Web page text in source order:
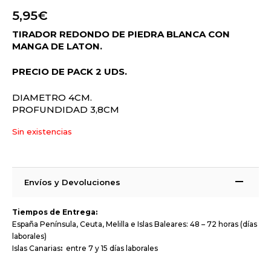
5,95€
TIRADOR REDONDO DE PIEDRA BLANCA CON
MANGA DE LATON.
PRECIO DE PACK 2 UDS.
DIAMETRO 4CM.
PROFUNDIDAD 3,8CM
Sin existencias
Envíos y Devoluciones
Tiempos de Entrega:
España Península, Ceuta, Melilla e Islas Baleares: 48 – 72 horas (días
laborales)
Islas Canarias: entre 7 y 15 días laborales